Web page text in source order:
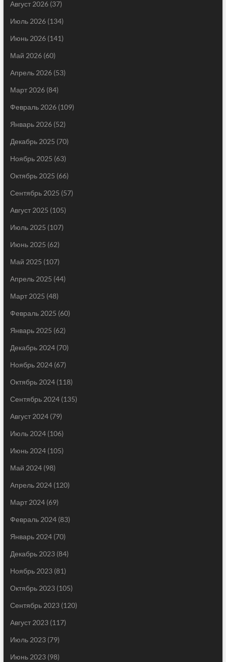
Август 2026(37)
Июль 2026(134)
Июнь 2026(141)
Май 2026(60)
Апрель 2026(53)
Март 2026(84)
Февраль 2026(109)
Январь 2026(52)
Декабрь 2025 (70)
Ноябрь 2025 (63)
Октябрь 2025 (66)
Сентябрь 2025 (57)
Август 2025 (105)
Июль 2025 (107)
Июнь 2025 (62)
Май 2025 (107)
Апрель 2025 (44)
Март 2025 (48)
Февраль 2025 (60)
Январь 2025 (62)
Декабрь 2024(70)
Ноябрь 2024(67)
Октябрь 2024(118)
Сентябрь 2024(135)
Август 2024(79)
Июль 2024(106)
Июнь 2024(105)
Май 2024(98)
Апрель 2024(120)
Март 2024(69)
Февраль 2024(83)
Январь 2024(70)
Декабрь 2023(84)
Ноябрь 2023(81)
Октябрь 2023(105)
Сентябрь 2023(120)
Август 2023(117)
Июль 2023(79)
Июнь 2023(98)